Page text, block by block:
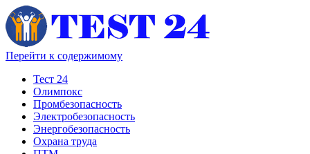
Перейти к содержимому
Тест 24
Олимпокс
Промбезопасность
Электробезопасность
Энергобезопасность
Охрана труда